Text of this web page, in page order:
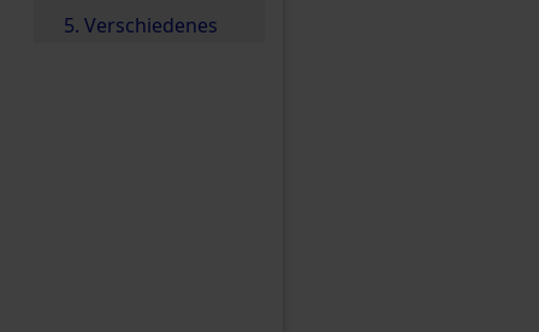
5. Verschiedenes